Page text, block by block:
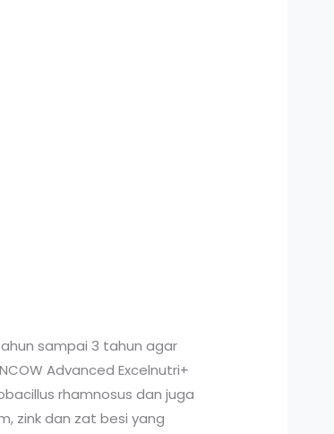
sampai 3 tahun agar
Advanced Excelnutri+
rhamnosus dan juga
zink dan zat besi yang